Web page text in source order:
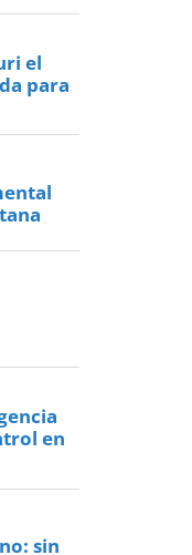
el
para
en
sin